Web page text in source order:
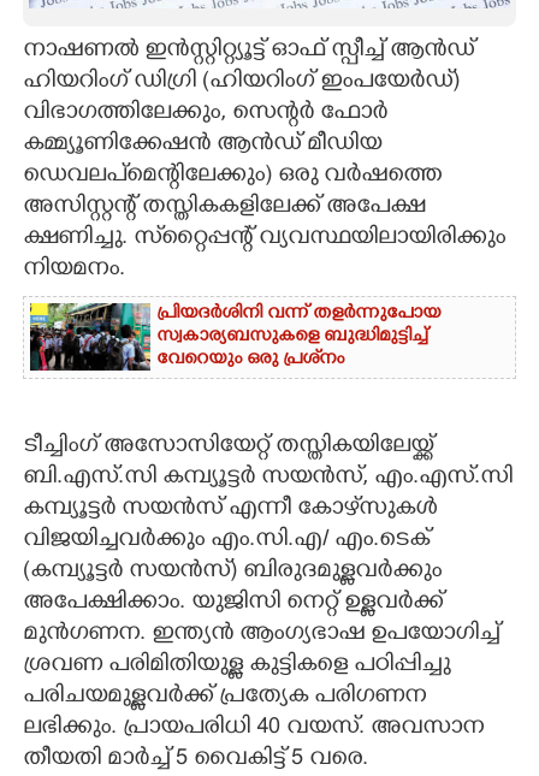
CARTOONS
LITERATURE
ZOOM
CONTACT US
നാഷണൽ ഇൻസ്റ്റിറ്റ്യൂട്ട് ഓഫ് സ്പീച്ച് ആൻഡ്
ഹിയറിംഗ് ഡിഗ്രി (ഹിയറിംഗ് ഇംപയേർഡ്)
വിഭാഗത്തിലേക്കും, സെന്റർ ഫോർ
കമ്മ്യൂണിക്കേഷൻ ആൻഡ് മീഡിയ
ഡെവലപ്‌മെന്റിലേക്കും) ഒരു വർഷത്തെ
അസിസ്റ്റന്റ് തസ്തികകളിലേക്ക് അപേക്ഷ
ക്ഷണിച്ചു. സ്‌റ്റൈപ്പന്റ് വ്യവസ്ഥയിലായിരിക്കും
നിയമനം.
പ്രിയദർശിനി വന്ന് തളർന്നുപോയ
സ്വകാര്യബസുകളെ ബുദ്ധിമുട്ടിച്ച്
വേറെയും ഒരു പ്രശ്‌നം
ടീച്ചിംഗ് അസോസിയേറ്റ് തസ്തികയിലേയ്ക്ക്
ബി.എസ്.സി കമ്പ്യൂട്ടർ സയൻസ്, എം.എസ്.സി
കമ്പ്യൂട്ടർ സയൻസ് എന്നീ കോഴ്‌സുകൾ
വിജയിച്ചവർക്കും എം.സി.എ/ എം.ടെക്
(കമ്പ്യൂട്ടർ സയൻസ്) ബിരുദമുള്ളവർക്കും
അപേക്ഷിക്കാം. യുജിസി നെറ്റ് ഉള്ളവർക്ക്
മുൻഗണന. ഇന്ത്യൻ ആംഗ്യഭാഷ ഉപയോഗിച്ച്
ശ്രവണ പരിമിതിയുള്ള കുട്ടികളെ പഠിപ്പിച്ചു
പരിചയമുള്ളവർക്ക് പ്രത്യേക പരിഗണന
ലഭിക്കും. പ്രായപരിധി 40 വയസ്. അവസാന
തീയതി മാർച്ച് 5 വൈകിട്ട് 5 വരെ.